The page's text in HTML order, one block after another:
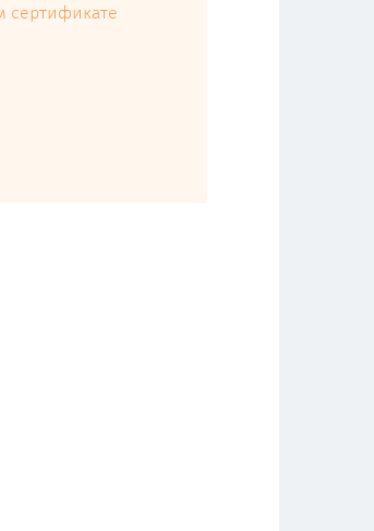
сертификате